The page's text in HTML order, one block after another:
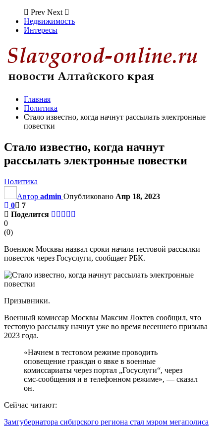
Prev Next
Недвижимость
Интересы
Главная
Политика
Стало известно, когда начнут рассылать электронные
повестки
Стало известно, когда начнут
рассылать электронные повестки
Политика
Автор admin Опубликовано Апр 18, 2023
0
7
Поделится
0
(0)
Военком Москвы назвал сроки начала тестовой рассылки
повесток через Госуслуги, сообщает РБК.
Призывники.
Военный комиссар Москвы Максим Локтев сообщил, что
тестовую рассылку начнут уже во время весеннего призыва
2023 года.
«Начнем в тестовом режиме проводить
оповещение граждан о явке в военные
комиссариаты через портал „Госуслуги“, через
смс-сообщения и в телефонном режиме», — сказал
он.
Сейчас читают:
Замгубернатора сибирского региона стал мэром мегаполиса